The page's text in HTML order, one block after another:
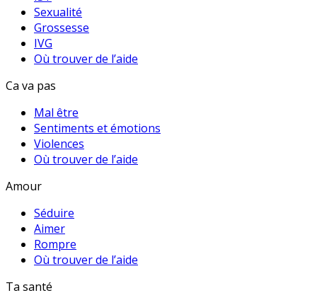
Sexualité
Grossesse
IVG
Où trouver de l’aide
Ca va pas
Mal être
Sentiments et émotions
Violences
Où trouver de l’aide
Amour
Séduire
Aimer
Rompre
Où trouver de l’aide
Ta santé